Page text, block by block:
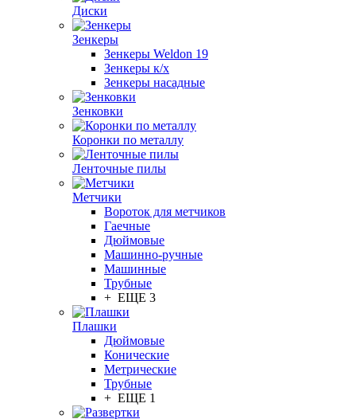
Диски
Зенкеры
Зенкеры Weldon 19
Зенкеры к/х
Зенкеры насадные
Зенковки
Коронки по металлу
Ленточные пилы
Метчики
Вороток для метчиков
Гаечные
Дюймовые
Машинно-ручные
Машинные
Трубные
+ ЕЩЕ 3
Плашки
Дюймовые
Конические
Метрические
Трубные
+ ЕЩЕ 1